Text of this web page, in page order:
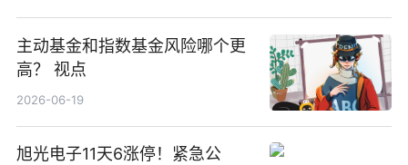
主动基金和指数基金风险哪个更
高？ 视点
2026-06-19
旭光电子11天6涨停！紧急公